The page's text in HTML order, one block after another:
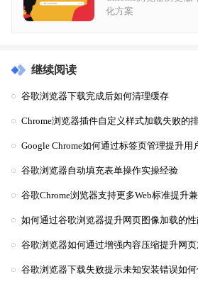
化方案
继续阅读
谷歌浏览器下载完成后如何清理缓存
Google Chrome如何通过标签页管理提升用
谷歌浏览器自动填充表单操作实操经验
谷歌Chrome浏览器支持更多Web标准提升
如何通过谷歌浏览器提升网页图像加载的
谷歌浏览器下载失败提示未知安装错误如何